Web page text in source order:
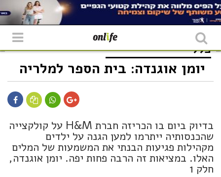
כללי
יומן אוגנדה: בית הספר למלריה
בדיוק ביום בו הכריזה חברת H&M על קולקצייה
שהכנסותיה ייתרמו למען הגנה על ילדים
מקהילות פגיעות הבנתי את המשמעות של המלים
האלו. במציאות זה הרבה פחות יפה. יומן אוגנדה,
חלק 1